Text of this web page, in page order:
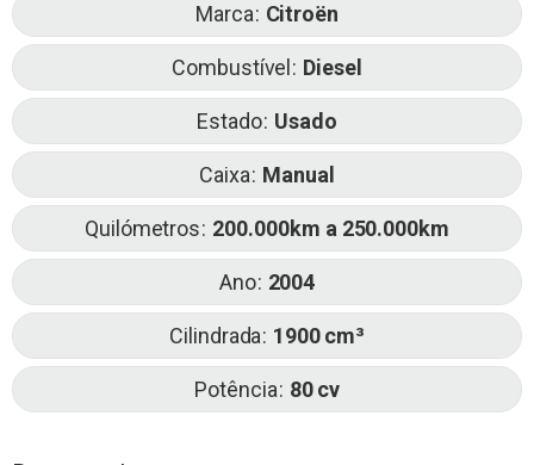
Marca Citroën
Combustível Diesel
Estado Usado
Caixa Manual
Quilómetros 200.000km a 250.000km
Ano 2004
Cilindrada 1900
Potência 80